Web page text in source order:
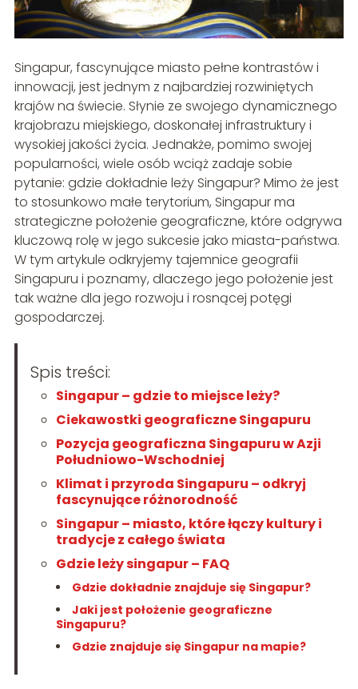
Singapur, fascynujące miasto pełne kontrastów i
innowacji, jest jednym z najbardziej rozwiniętych
krajów na świecie. Słynie ze swojego dynamicznego
krajobrazu miejskiego, doskonałej infrastruktury i
wysokiej jakości życia. Jednakże, pomimo swojej
popularności, wiele osób wciąż zadaje sobie
pytanie: gdzie dokładnie leży Singapur? Mimo że jest
to stosunkowo małe terytorium, Singapur ma
strategiczne położenie geograficzne, które odgrywa
kluczową rolę w jego sukcesie jako miasta-państwa.
W tym artykule odkryjemy tajemnice geografii
Singapuru i poznamy, dlaczego jego położenie jest
tak ważne dla jego rozwoju i rosnącej potęgi
gospodarczej.
Spis treści:
Singapur – gdzie to miejsce leży?
Ciekawostki geograficzne Singapuru
Pozycja geograficzna Singapuru w Azji
Południowo-Wschodniej
Klimat i przyroda Singapuru – odkryj
fascynujące różnorodność
Singapur – miasto, które łączy kultury i
tradycje z całego świata
Gdzie leży singapur – FAQ
Gdzie dokładnie znajduje się Singapur?
Jaki jest położenie geograficzne
Singapuru?
Gdzie znajduje się Singapur na mapie?